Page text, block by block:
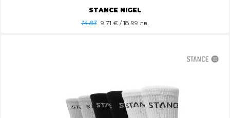
STANCE NIGEL
14.83 9.71 € / 18.99 лв.